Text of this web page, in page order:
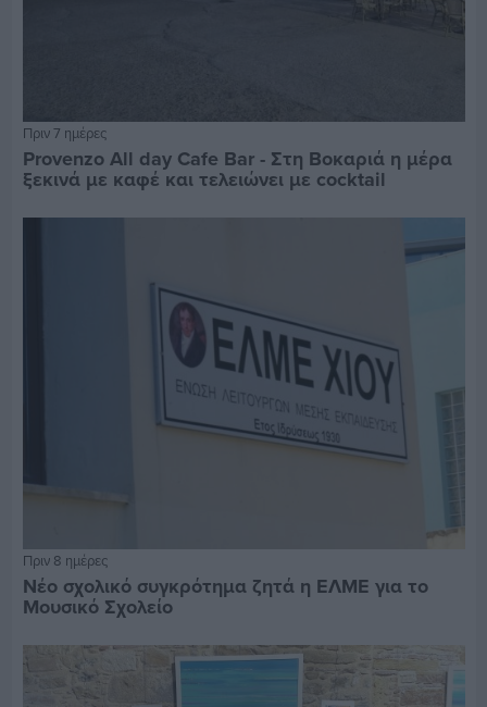
Πριν 7 ημέρες
Provenzo All day Cafe Bar - Στη Βοκαριά η μέρα
ξεκινά με καφέ και τελειώνει με cocktail
Πριν 8 ημέρες
Νέο σχολικό συγκρότημα ζητά η ΕΛΜΕ για το
Μουσικό Σχολείο